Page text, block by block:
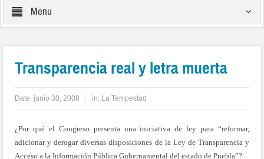
Menu
Transparencia real y letra muerta
Date: junio 30, 2008 in: La Tempestad
¿Por qué el Congreso presenta una iniciativa de ley para “reformar,
adicionar y derogar diversas disposiciones de la Ley de Transparencia y
Acceso a la Información Pública Gubernamental del estado de Puebla”?